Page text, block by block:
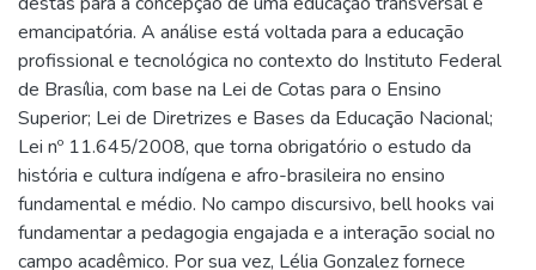
emancipatória. A análise está voltada para a educação
profissional e tecnológica no contexto do Instituto Federal
de Brasília, com base na Lei de Cotas para o Ensino
Superior; Lei de Diretrizes e Bases da Educação Nacional;
Lei nº 11.645/2008, que torna obrigatório o estudo da
história e cultura indígena e afro-brasileira no ensino
fundamental e médio. No campo discursivo, bell hooks vai
fundamentar a pedagogia engajada e a interação social no
campo acadêmico. Por sua vez, Lélia Gonzalez fornece